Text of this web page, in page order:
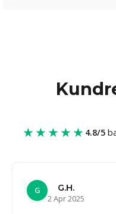
★★★★★ 4.8/5
G
G.H.
2 Apr 2025